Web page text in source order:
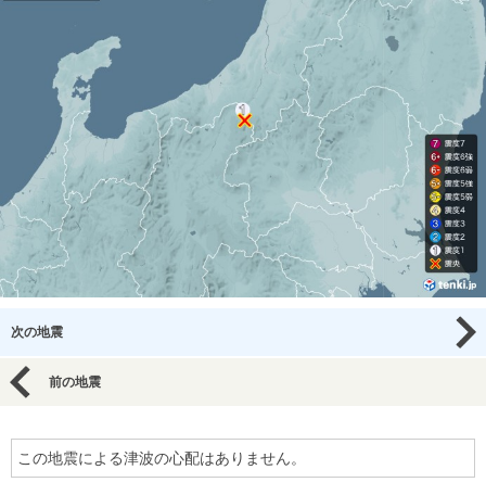
次の地震
前の地震
この地震による津波の心配はありません。